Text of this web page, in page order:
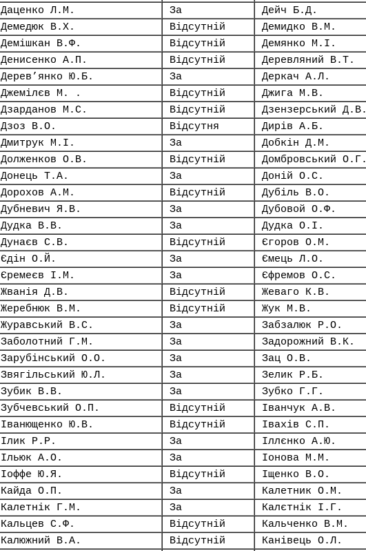
Даценко Л.М.
За Дейч Б.Д.
Демедюк В.Х.
Відсутній Демидко В.М.
Демішкан В.Ф.
Відсутній Демянко М.І.
Денисенко А.П.
Відсутній Деревляний В.Т.
Дерев’янко Ю.Б.
За Деркач А.Л.
Джемілєв М. .
Відсутній Джига М.В.
Дзарданов М.С.
Відсутній Дзензерський Д.В.
Дзоз В.О.
Відсутня Дирів А.Б.
Дмитрук М.І.
За Добкін Д.М.
Долженков О.В.
Відсутній Домбровський О.Г.
Донець Т.А.
За Доній О.С.
Дорохов А.М.
Відсутній Дубіль В.О.
Дубневич Я.В.
За Дубовой О.Ф.
Дудка В.В.
За Дудка О.І.
Дунаєв С.В.
Відсутній Єгоров О.М.
Єдін О.Й.
За Ємець Л.О.
Єремеєв І.М.
За Єфремов О.С.
Жванія Д.В.
Відсутній Жеваго К.В.
Жеребнюк В.М.
Відсутній Жук М.В.
Журавський В.С.
За Забзалюк Р.О.
Заболотний Г.М.
За Задорожний В.К.
Зарубінський О.О.
За Зац О.В.
Звягільський Ю.Л.
За Зелик Р.Б.
Зубик В.В.
За Зубко Г.Г.
Зубчевський О.П.
Відсутній Іванчук А.В.
Іванющенко Ю.В.
Відсутній Івахів С.П.
Ілик Р.Р.
За Іллєнко А.Ю.
Ільюк А.О.
За Іонова М.М.
Іоффе Ю.Я.
Відсутній Іщенко В.О.
Кайда О.П.
За Калетник О.М.
Калетнік Г.М.
За Калєтнік І.Г.
Кальцев С.Ф.
Відсутній Кальченко В.М.
Калюжний В.А.
Відсутній Канівець О.Л.